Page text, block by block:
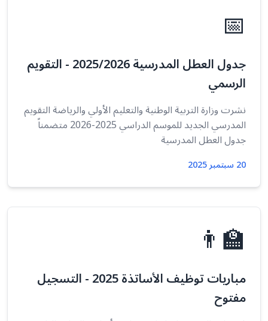
📅
جدول العطل المدرسية 2025/2026 - التقويم
الرسمي
نشرت وزارة التربية الوطنية والتعليم الأولي والرياضة التقويم
المدرسي الجديد للموسم الدراسي 2025-2026 متضمناً
جدول العطل المدرسية
20 سبتمبر 2025
👨‍🏫
مباريات توظيف الأساتذة 2025 - التسجيل
مفتوح